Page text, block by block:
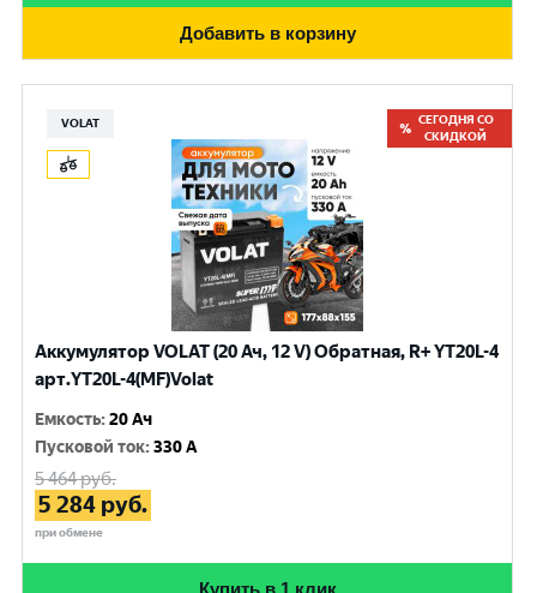
Добавить в корзину
VOLAT
СЕГОДНЯ СО
СКИДКОЙ
Аккумулятор VOLAT (20 Ач, 12 V) Обратная, R+ YT20L-4
арт.YT20L-4(MF)Volat
Емкость:20 Ач
Пусковой ток:330 A
5 464руб.
5 284 руб.
при обмене
Купить в 1 клик